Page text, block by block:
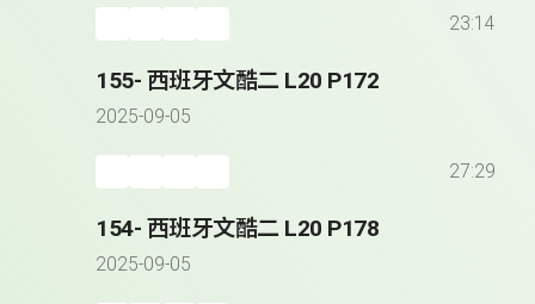
23:14
155- 西班牙文酷二 L20 P172
2025-09-05
27:29
154- 西班牙文酷二 L20 P178
2025-09-05